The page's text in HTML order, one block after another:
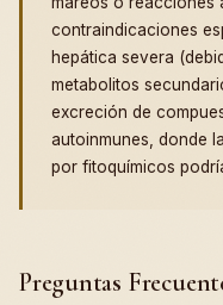
contraindicaciones
hepática severa
metabolitos
excreción de
autoinmunes, donde
por fitoquímicos
Preguntas